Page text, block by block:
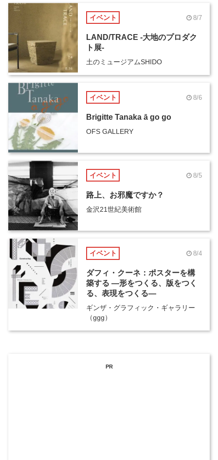
イベント 8/7
LAND/TRACE -大地のプロダク
ト展-
土のミュージアムSHIDO
イベント 8/6
Brigitte Tanaka ā go go
OFS GALLERY
イベント 8/5
路上、お邪魔ですか？
金沢21世紀美術館
イベント 8/4
ダフィ・クーネ：ポスターを構
築する ―形をつくる、版をつく
る、表現をつくる―
ギンザ・グラフィック・ギャラリー
（ggg）
PR